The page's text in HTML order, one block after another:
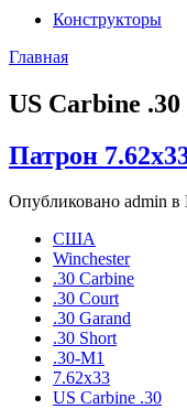
Конструкторы
Главная
US Carbine .30
Патрон
Опубликовано admin в
США
Winchester
.30 Carbine
.30 Court
.30 Garand
.30 Short
.30-М1
7.62x33
US Carbine .30